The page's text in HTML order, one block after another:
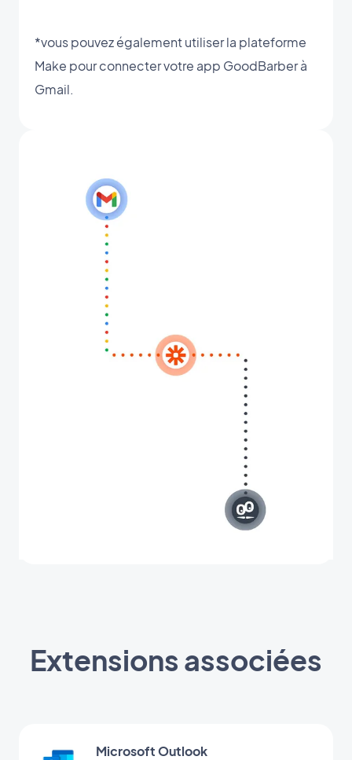
*vous pouvez également utiliser la plateforme
Make pour connecter votre app GoodBarber à
Gmail.
Extensions associées
Microsoft Outlook